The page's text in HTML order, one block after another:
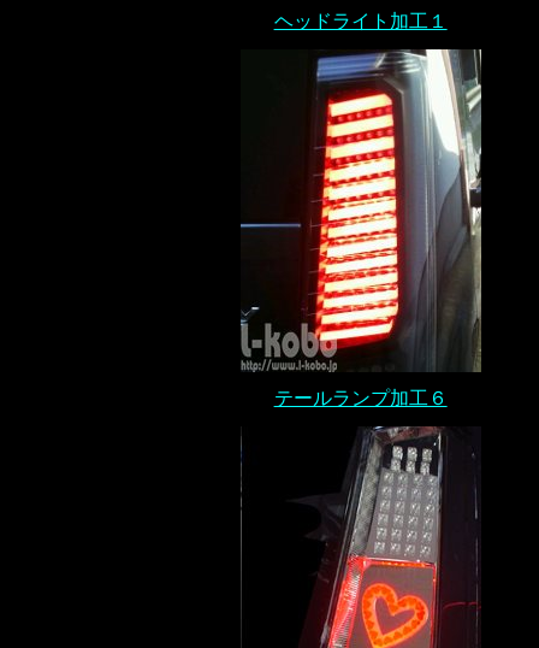
ヘッドライト加工１
テールランプ加工６